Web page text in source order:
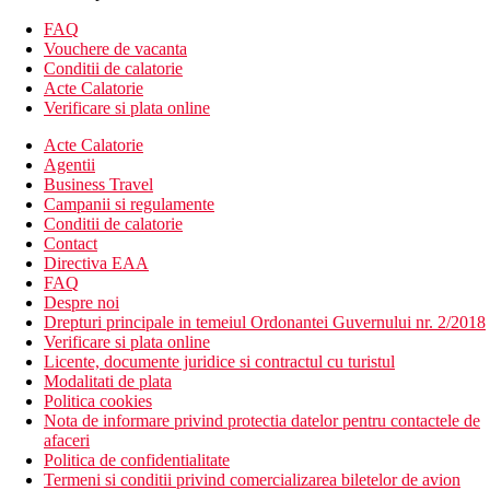
extensibila
Descrierea hotelului
Hotelul dispune de:
restaurant
bar
bar la piscina
snack bar
Wi-Fi (gratuit)
piscina (sezlonguri si umbrele gratuite)
piscina pentru copii
schimb valutar
Descrierea plajei
plaja nisipoasa
umbrele si sezlonguri contra cost
Activitati sportive gratuite
programe de animatie
programe de seara
club pentru copii
FAQ
Vouchere de vacanta
Conditii de calatorie
Acte Calatorie
Verificare si plata online
Acte Calatorie
Agentii
Business Travel
Campanii si regulamente
Conditii de calatorie
Contact
Directiva EAA
FAQ
Despre noi
Drepturi principale in temeiul Ordonantei Guvernului nr. 2/2018
Verificare si plata online
Licente, documente juridice si contractul cu turistul
Modalitati de plata
Politica cookies
Nota de informare privind protectia datelor pentru contactele de
afaceri
Politica de confidentialitate
Termeni si conditii privind comercializarea biletelor de avion